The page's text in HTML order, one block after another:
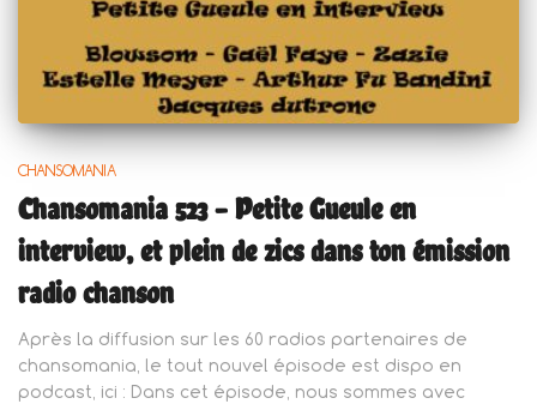
CHANSOMANIA
Chansomania 523 – Petite Gueule en
interview, et plein de zics dans ton émission
radio chanson
Après la diffusion sur les 60 radios partenaires de
chansomania, le tout nouvel épisode est dispo en
podcast, ici : Dans cet épisode, nous sommes avec